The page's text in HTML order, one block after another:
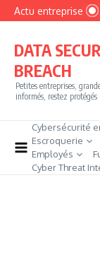
Aller au contenu
Actu entreprise
MyPhoto
DATA
BREACH
Petites entreprises,
informés, restez protégés
Cybersécurité
Escroquerie
Employés
Cyber Threat